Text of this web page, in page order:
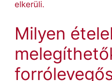
elkerüli.
Milyen